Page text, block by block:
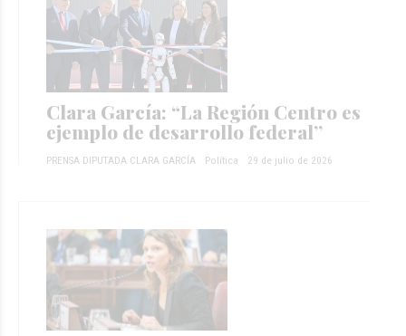
Clara García: “La Región Centro es
ejemplo de desarrollo federal”
PRENSA DIPUTADA CLARA GARCÍA Política 29 de julio de 2026